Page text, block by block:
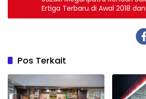
Ertiga Terbaru di Awal 2018
Ekstrim
Pos Terkait